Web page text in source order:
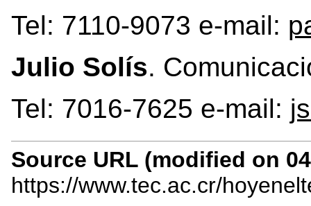
Tel: 7110-9073 e-mail:
Julio Solís.
Tel: 7016-7625 e-mail:
Source URL (modified on
https://www.tec.ac.cr/